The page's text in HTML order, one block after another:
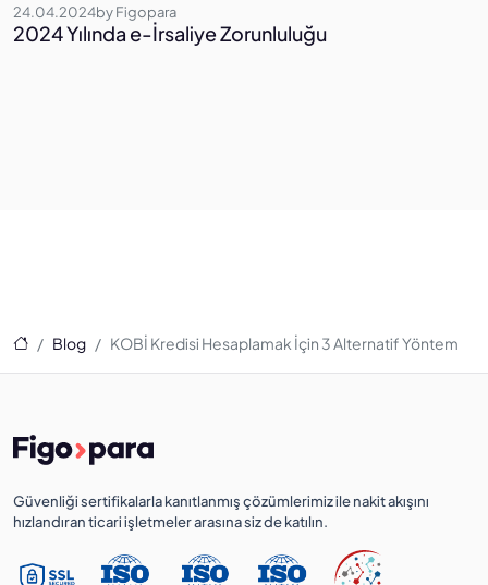
24.04.2024byFigopara
2024 Yılında e-İrsaliye Zorunluluğu
Ana Sayfa
Blog KOBİ Kredisi Hesaplamak İçin 3 Alternatif Yöntem
Güvenliği sertifikalarla kanıtlanmış çözümlerimiz ile nakit akışını
hızlandıran ticari işletmeler arasına siz de katılın.